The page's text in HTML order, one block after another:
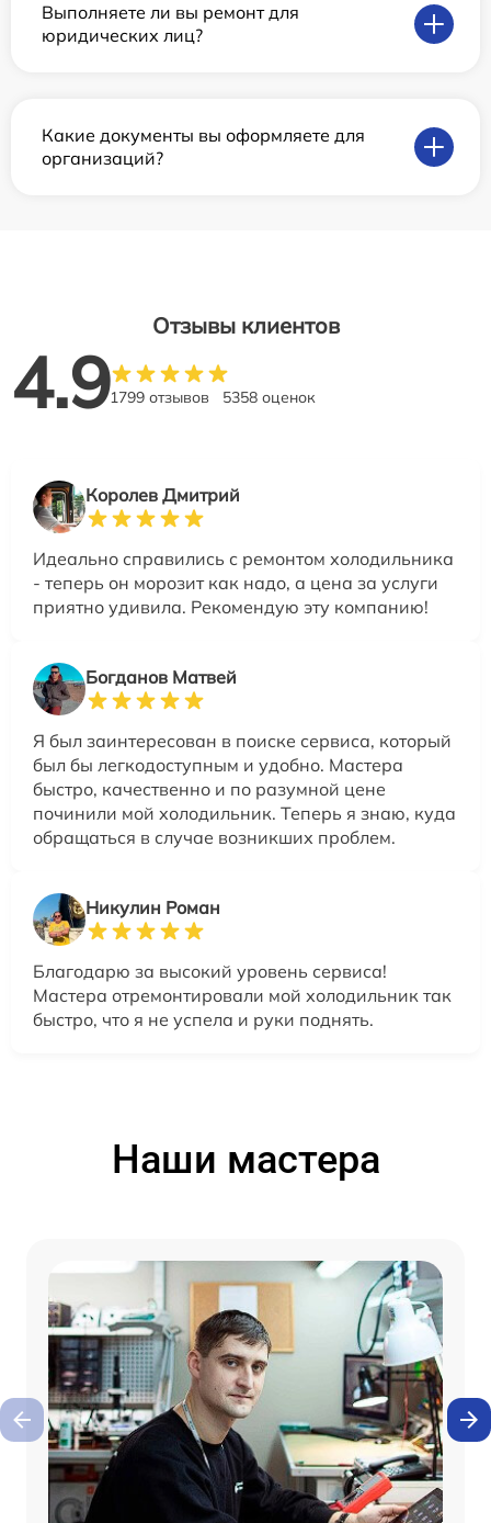
Выполняете ли вы ремонт для
юридических лиц?
Какие документы вы оформляете для
организаций?
Отзывы клиентов
4.91799 отзывов 5358 оценок
Королев Дмитрий
Идеально справились с ремонтом холодильника
- теперь он морозит как надо, а цена за услуги
приятно удивила. Рекомендую эту компанию!
Богданов Матвей
Я был заинтересован в поиске сервиса, который
был бы легкодоступным и удобно. Мастера
быстро, качественно и по разумной цене
починили мой холодильник. Теперь я знаю, куда
обращаться в случае возникших проблем.
Никулин Роман
Благодарю за высокий уровень сервиса!
Мастера отремонтировали мой холодильник так
быстро, что я не успела и руки поднять.
Наши мастера